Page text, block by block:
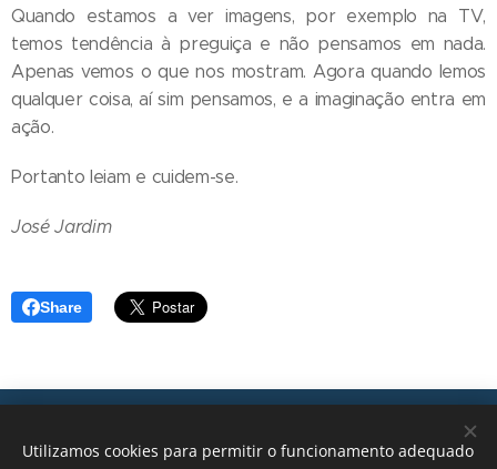
Quando estamos a ver imagens, por exemplo na TV,
temos tendência à preguiça e não pensamos em nada.
Apenas vemos o que nos mostram. Agora quando lemos
qualquer coisa, aí sim pensamos, e a imaginação entra em
ação.
Portanto leiam e cuidem-se.
José Jardim
Share
geral@transicoes.pt
Utilizamos cookies para permitir o funcionamento adequado